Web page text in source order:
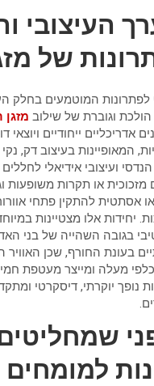
העיצובי
של
לפתרונות המוטמעים בחלק
וגוברת של שילוב מזגן
אדריכליים ייחודיים ויוצאי
המאופיינות בעיצוב דק,
ועיצובי אידיאלי
מזכוכית או תקרות משופעות
או אסתטית להתקין פתחי
יחידות אלו מצטיינות
בגובה השהייה של בני
בעונת החורף, שכן האוויר
מעלה ומייצר מעטפת
נופך יוקרתי, דיסקרטי